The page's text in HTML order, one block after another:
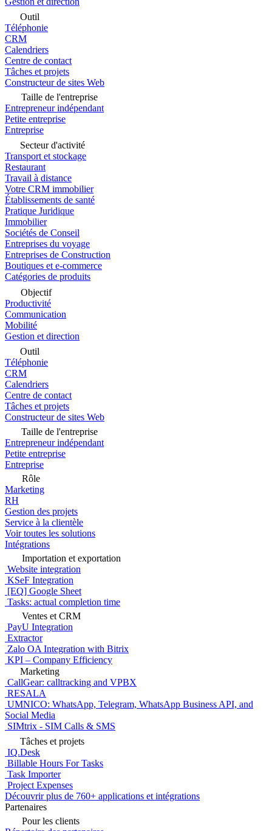
Outil
Téléphonie
CRM
Calendriers
Centre de contact
Tâches et projets
Constructeur de sites Web
Taille de l'entreprise
Entrepreneur indépendant
Petite entreprise
Entreprise
Secteur d'activité
Transport et stockage
Restaurant
Travail à distance
Votre CRM immobilier
Établissements de santé
Pratique Juridique
Immobilier
Sociétés de Conseil
Entreprises du voyage
Entreprises de Construction
Boutiques et e-commerce
Catégories de produits
Objectif
Productivité
Communication
Mobilité
Gestion et direction
Outil
Téléphonie
CRM
Calendriers
Centre de contact
Tâches et projets
Constructeur de sites Web
Taille de l'entreprise
Entrepreneur indépendant
Petite entreprise
Entreprise
Rôle
Marketing
RH
Gestion des projets
Service à la clientèle
Voir toutes les solutions
Intégrations
Importation et exportation
Website integration
KSeF Integration
[EQ] Google Sheet
Tasks: actual completion time
Ventes et CRM
PayU Integration
Extractor
Zalo OA Integration with Bitrix
KPI – Company Efficiency
Marketing
CallGear: calltracking and VPBX
RESALA
UMNICO: WhatsApp, Telegram, WhatsApp Business API, and
Social Media
SIMtrix - SIM Calls & SMS
Tâches et projets
IQ.Desk
Billable Hours For Tasks
Task Importer
Project Expenses
Découvrir plus de 760+ applications et intégrations
Partenaires
Pour les clients